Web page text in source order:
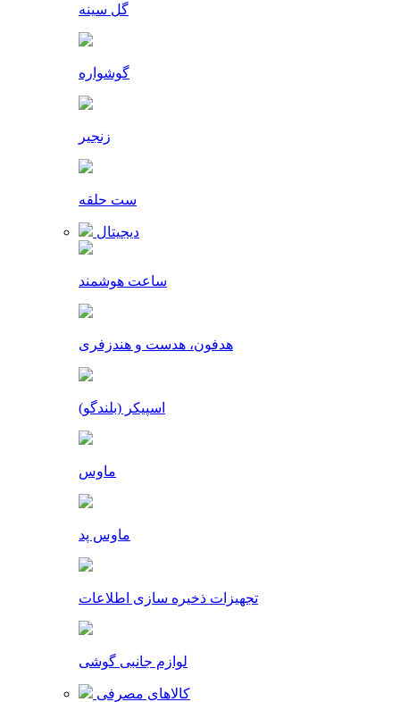
گل سینه
گوشواره
زنجیر
ست حلقه
دیجیتال
ساعت هوشمند
هدفون، هدست و هندزفری
اسپیکر (بلندگو)
ماوس
ماوس پد
تجهیزات ذخیره سازی اطلاعات
لوازم جانبی گوشی
کالاهای مصرفی